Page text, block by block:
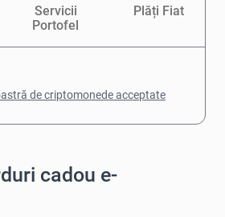
Servicii
Portofel
Plăți Fiat
de criptomonede acceptate
cadou e-